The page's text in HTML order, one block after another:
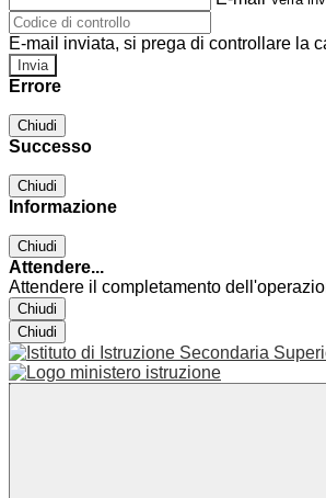
E-mail inviata, si prega di controllare la
Errore
Chiudi
Successo
Chiudi
Informazione
Chiudi
Attendere...
Attendere il completamento
Chiudi
Chiudi